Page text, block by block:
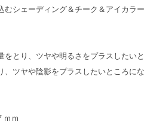
むシェーディング＆チーク＆アイカ
をとり、ツヤや明るさをプラスしたい
、ツヤや陰影をプラスしたいところにな
ｍｍ